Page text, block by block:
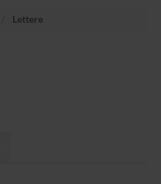
Lettere